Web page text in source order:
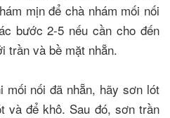
mịn để chà nhám mối nối
bước 2-5 nếu cần cho đến
trần và bề mặt nhẵn.
mối nối đã nhẵn, hãy sơn lót
và để khô. Sau đó, sơn trần